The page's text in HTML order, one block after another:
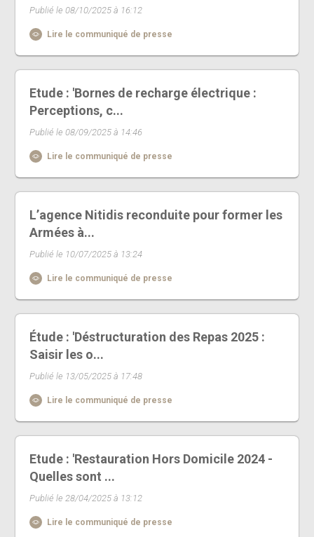
Publié le 08/10/2025 à 16:12
Lire le communiqué de presse
Etude : 'Bornes de recharge électrique :
Perceptions, c...
Publié le 08/09/2025 à 14:46
Lire le communiqué de presse
L’agence Nitidis reconduite pour former les
Armées à...
Publié le 10/07/2025 à 13:24
Lire le communiqué de presse
Étude : 'Déstructuration des Repas 2025 :
Saisir les o...
Publié le 13/05/2025 à 17:48
Lire le communiqué de presse
Etude : 'Restauration Hors Domicile 2024 -
Quelles sont ...
Publié le 28/04/2025 à 13:12
Lire le communiqué de presse